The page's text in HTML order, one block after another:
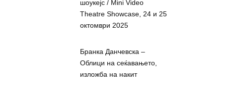
шоукејс / Mini Video
Theatre Showcase, 24 и 25
октомври 2025
Бранка Данчевска –
Облици на сеќавањето,
изложба на накит